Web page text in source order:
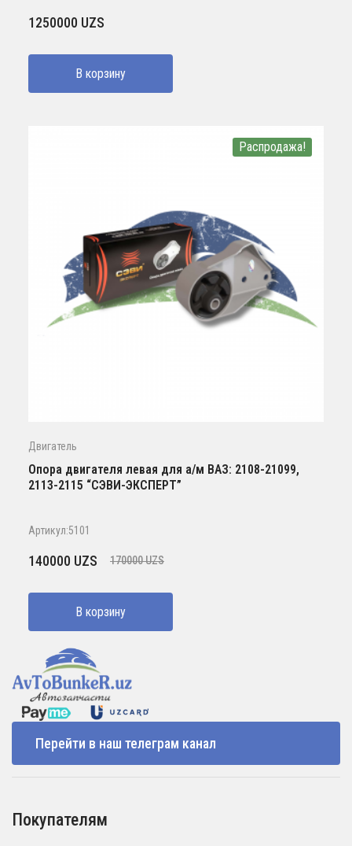
1250000 UZS
В корзину
Распродажа!
Двигатель
Опора двигателя левая для а/м ВАЗ: 2108-21099,
2113-2115 “СЭВИ-ЭКСПЕРТ”
Артикул:5101
170000UZS
Первоначальная
составляла
170000 UZS.
140000 UZS
Текущая
140000 UZS.
В корзину
Перейти в наш телеграм канал
Покупателям